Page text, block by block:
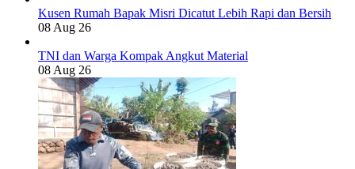
Kusen Rumah Bapak Misri Dicatut Lebih Rapi dan Bersih
08 Aug 26
TNI dan Warga Kompak Angkut Material
08 Aug 26